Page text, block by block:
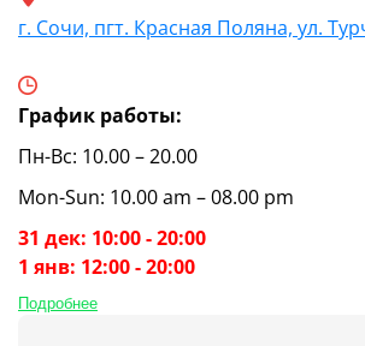
г. Сочи, пгт. Красная Поляна, ул.
График работы:
Пн-Вс: 10.00 – 20.00
Mon-Sun: 10.00 am – 08.00 pm
31 дек: 10:00 - 20:00
1 янв: 12:00 - 20:00
Подробнее